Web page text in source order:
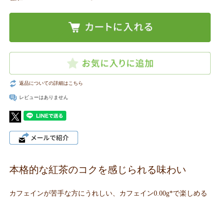
返品についての詳細はこちら
レビューはありません
本格的な紅茶のコクを感じられる味わい
カフェインが苦手な方にうれしい、カフェイン0.00g*で楽しめる